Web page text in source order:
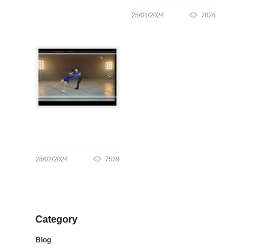
25/01/2024 7626
28/02/2024 7539
Category
Blog